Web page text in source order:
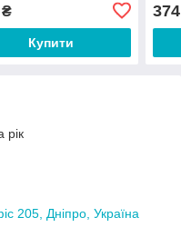
Купити
374
рік
205, Дніпро, Україна